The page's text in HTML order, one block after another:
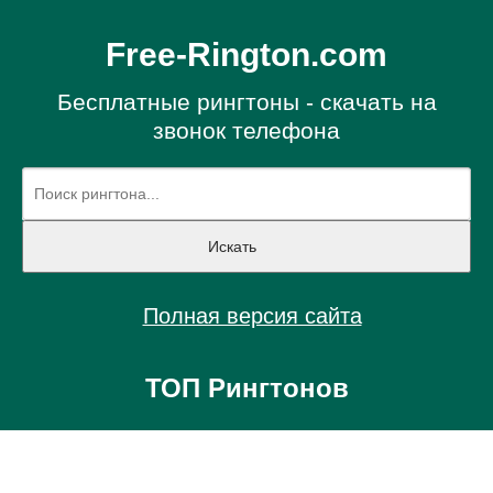
Free-Rington.com
Бесплатные рингтоны - скачать на
звонок телефона
Полная версия сайта
ТОП Рингтонов